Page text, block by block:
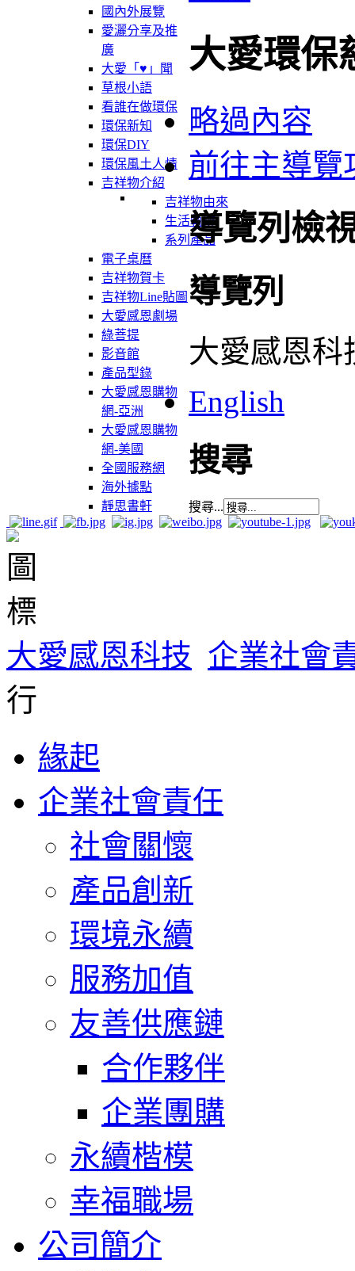
國內外展覽
愛灑分享及推
廣
大愛「♥」聞
草根小語
看誰在做環保
環保新知
環保DIY
環保風土人情
吉祥物介紹
吉祥物由來
生活軌跡
系列產品
電子桌曆
吉祥物賀卡
吉祥物Line貼圖
大愛感恩劇場
綠菩提
影音館
產品型錄
大愛感恩購物
網-亞洲
大愛感恩購物
網-美國
全國服務網
海外據點
靜思書軒
大愛環保
略過內容
前往主導覽
導覽列檢
導覽列
大愛感恩科
English
搜尋
搜尋...
大愛感恩科技 企業社會
行
緣起
企業社會責任
社會關懷
產品創新
環境永續
服務加值
友善供應鏈
合作夥伴
企業團購
永續楷模
幸福職場
公司簡介